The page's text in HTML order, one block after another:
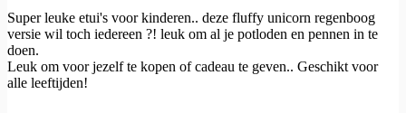
Super leuke etui's voor kinderen.. deze fluffy unicorn regenboog
versie wil toch iedereen ?! leuk om al je potloden en pennen in te
doen.
Leuk om voor jezelf te kopen of cadeau te geven.. Geschikt voor
alle leeftijden!